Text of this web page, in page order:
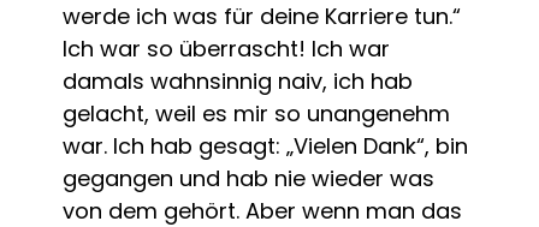
werde ich was für deine Karriere tun.“
Ich war so überrascht! Ich war
damals wahnsinnig naiv, ich hab
gelacht, weil es mir so unangenehm
war. Ich hab gesagt: „Vielen Dank“, bin
gegangen und hab nie wieder was
von dem gehört. Aber wenn man das